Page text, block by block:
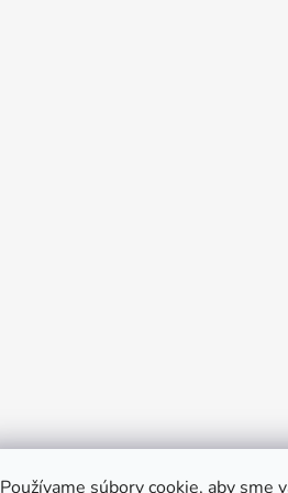
Používame súbory cookie, aby sme